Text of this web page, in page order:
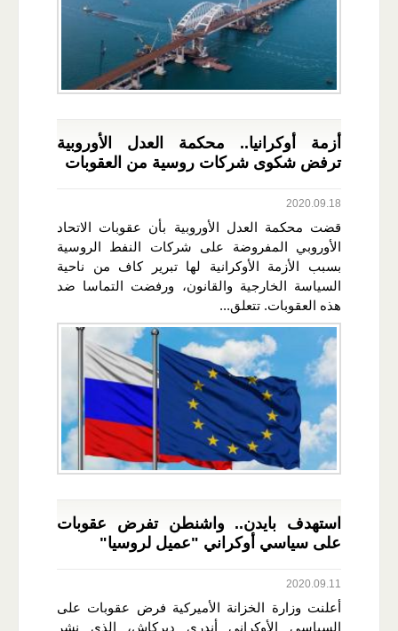
أزمة أوكرانيا.. محكمة العدل الأوروبية
ترفض شكوى شركات روسية من العقوبات
2020.09.18
قضت محكمة العدل الأوروبية بأن عقوبات الاتحاد
الأوروبي المفروضة على شركات النفط الروسية
بسبب الأزمة الأوكرانية لها تبرير كاف من ناحية
السياسة الخارجية والقانون، ورفضت التماسا ضد
هذه العقوبات. تتعلق...
استهدف بايدن.. واشنطن تفرض عقوبات
على سياسي أوكراني "عميل لروسيا"
2020.09.11
أعلنت وزارة الخزانة الأميركية فرض عقوبات على
السياسي الأوكراني أندري ديركاش، الذي نشر